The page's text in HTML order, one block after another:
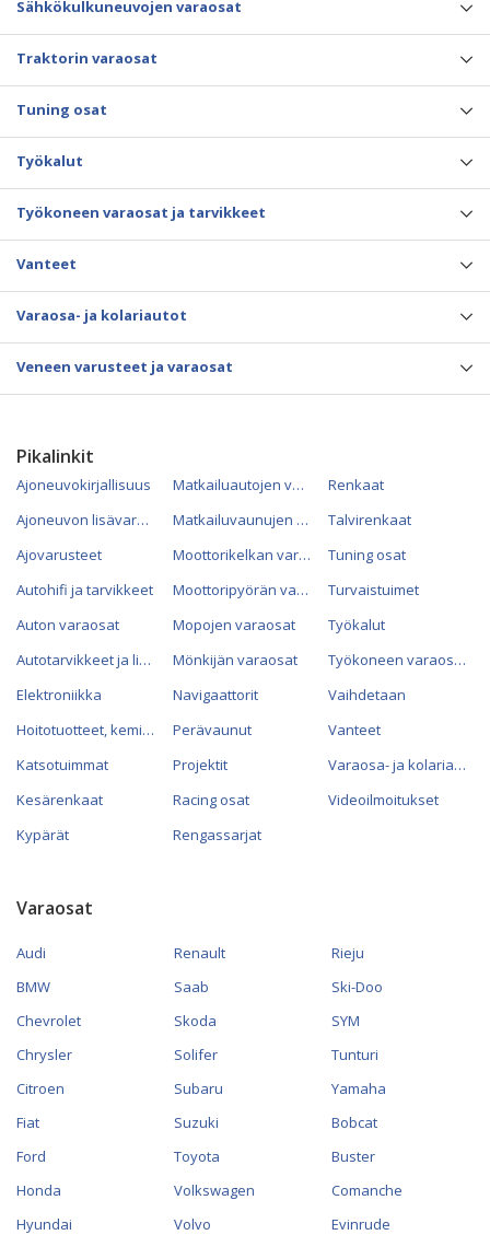
Sähkökulkuneuvojen varaosat
Traktorin varaosat
Tuning osat
Työkalut
Työkoneen varaosat ja tarvikkeet
Vanteet
Varaosa- ja kolariautot
Veneen varusteet ja varaosat
Pikalinkit
Ajoneuvokirjallisuus
Ajoneuvon lisävarusteet
Ajovarusteet
Autohifi ja tarvikkeet
Auton varaosat
Autotarvikkeet ja lisävarusteet
Elektroniikka
Hoitotuotteet, kemikaalit ja öljyt
Katsotuimmat
Kesärenkaat
Kypärät
Matkailuautojen varaosat
Matkailuvaunujen varaosat
Moottorikelkan varaosat
Moottoripyörän varaosat
Mopojen varaosat
Mönkijän varaosat
Navigaattorit
Perävaunut
Projektit
Racing osat
Rengassarjat
Renkaat
Talvirenkaat
Tuning osat
Turvaistuimet
Työkalut
Työkoneen varaosat
Vaihdetaan
Vanteet
Varaosa- ja kolariautot
Videoilmoitukset
Varaosat
Audi
BMW
Chevrolet
Chrysler
Citroen
Fiat
Ford
Honda
Hyundai
Renault
Saab
Skoda
Solifer
Subaru
Suzuki
Toyota
Volkswagen
Volvo
Rieju
Ski-Doo
SYM
Tunturi
Yamaha
Bobcat
Buster
Comanche
Evinrude